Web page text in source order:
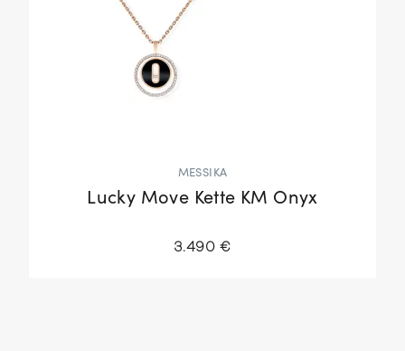
MESSIKA
Lucky Move Kette KM Onyx
3.490 €